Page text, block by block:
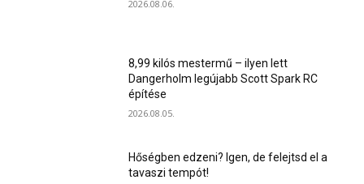
2026.08.06.
8,99 kilós mestermű – ilyen lett
Dangerholm legújabb Scott Spark RC
építése
2026.08.05.
Hőségben edzeni? Igen, de felejtsd el a
tavaszi tempót!